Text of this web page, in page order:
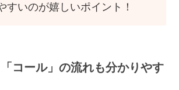
すいのが嬉しいポイント！
コール」の流れも分かりやす